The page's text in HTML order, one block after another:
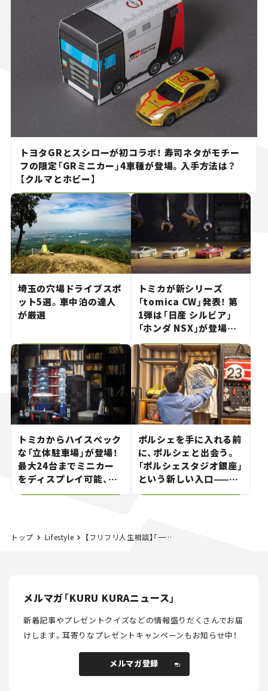
トヨタGRとスシローが初コラボ！ 寿司ネタがモチー
フの限定「GRミニカー」4車種が登場。入手方法は？
【クルマとホビー】
埼玉の穴場ドライブスポ
ット5選。車中泊の達人
が厳選
トミカが新シリーズ
「tomica CW」発表！ 第
1弾は「日産 シルビア」
「ホンダ NSX」が登場。
世界が注目す
る“JDM"に焦点【クルマ
とホビー】
トミカからハイスペック
な「立体駐車場」が登場！
最大24台までミニカー
をディスプレイ可能、特
別な「日産 GT-R
ポルシェを手に入れる前
に、ポルシェと出会う。
「ポルシェスタジオ銀座」
という新しい入口——連
載｜CCGとクルマでどう
トップ Lifestyle 【フリフリ人生相談】「一度離婚したい」と妻に言われた
メルマガ「KURU KURAニュース」
新着記事やプレゼントクイズなどの情報盛りだくさんでお届
けします。耳寄りなプレゼントキャンペーンもお知らせ中！
メルマガ登録